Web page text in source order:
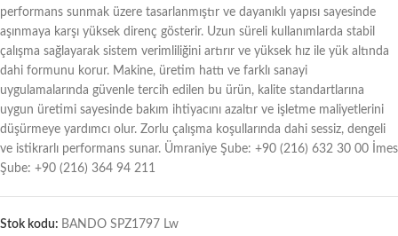
performans sunmak üzere tasarlanmıştır ve dayanıklı yapısı sayesinde
aşınmaya karşı yüksek direnç gösterir. Uzun süreli kullanımlarda stabil
çalışma sağlayarak sistem verimliliğini artırır ve yüksek hız ile yük altında
dahi formunu korur. Makine, üretim hattı ve farklı sanayi
uygulamalarında güvenle tercih edilen bu ürün, kalite standartlarına
uygun üretimi sayesinde bakım ihtiyacını azaltır ve işletme maliyetlerini
düşürmeye yardımcı olur. Zorlu çalışma koşullarında dahi sessiz, dengeli
ve istikrarlı performans sunar. Ümraniye Şube: +90 (216) 632 30 00 İmes
Şube: +90 (216) 364 94 211
Stok kodu: BANDO SPZ1797 Lw